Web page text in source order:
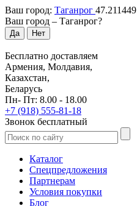
Ваш город: Таганрог 47.211449
Ваш город – Таганрог?
Да Нет
Бесплатно доставляем
Армения, Молдавия,
Казахстан,
Беларусь
Пн- Пт: 8.00 - 18.00
+7 (918) 555-81-18
Звонок бесплатный
Каталог
Спецпредложения
Партнерам
Условия покупки
Блог